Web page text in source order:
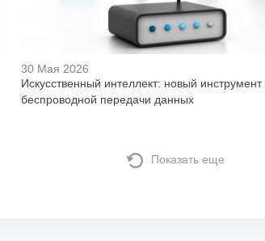
30 Мая 2026
Искусственный интеллект: новый инструмент
беспроводной передачи данных
Показать еще